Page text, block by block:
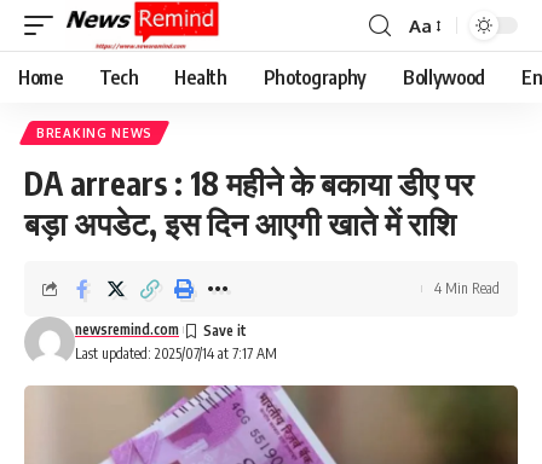
Font
Resizer
Aa
Home Tech Health Photography Bollywood
BREAKING NEWS
DA arrears : 18 महीने के बकाया डीए पर
बड़ा अपडेट, इस दिन आएगी खाते में राशि
Last updated: 2025/07/14 at 7:17 AM
newsremind.com
4 Min Read